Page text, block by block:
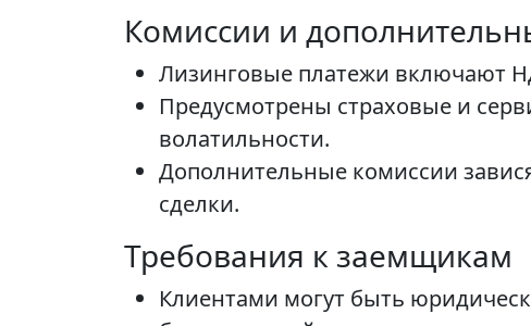
Комиссии и
Лизинговые платежи включают
Предусмотрены страховые и
волатильности.
Дополнительные комиссии
сделки.
Требования к заемщикам
Клиентами могут быть